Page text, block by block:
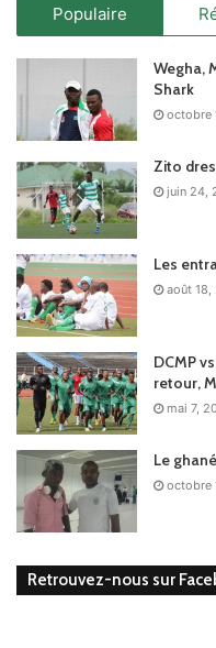
Populaire
Wegha,
Shark
octobre
Zito
juin 24,
Les
août 18,
DCMP
retour,
mai 7,
Le
octobre
Retrouvez-nous sur